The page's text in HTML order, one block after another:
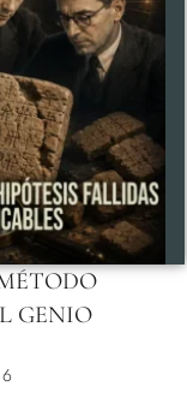
GENIO